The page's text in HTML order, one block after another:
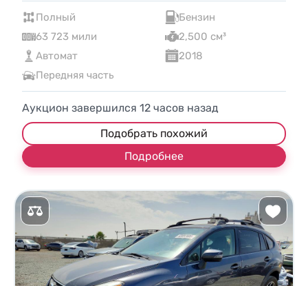
Полный
Бензин
63 723 мили
2,500 см³
Автомат
2018
Передняя часть
Аукцион завершился 12 часов назад
Подобрать похожий
Подробнее